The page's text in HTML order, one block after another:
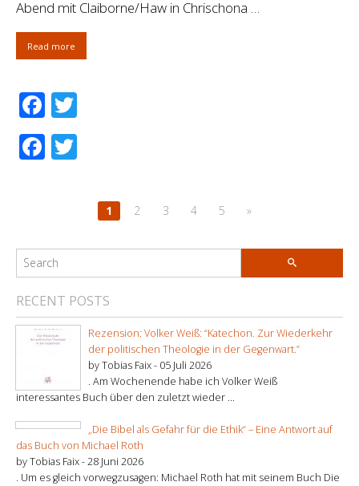
Abend mit Claiborne/Haw in Chrischona …
Read more
Facebook
Facebook
1 2 3 4 5 »
RECENT POSTS
Rezension: Volker Weiß: “Katechon. Zur Wiederkehr
der politischen Theologie in der Gegenwart.”
by Tobias Faix - 05 Juli 2026
. Am Wochenende habe ich Volker Weiß
interessantes Buch über den zuletzt wieder ...
„Die Bibel als Gefahr für die Ethik“ – Eine Antwort auf
das Buch von Michael Roth
by Tobias Faix -28 Juni 2026
. Um es gleich vorwegzusagen: Michael Roth hat mit seinem Buch Die